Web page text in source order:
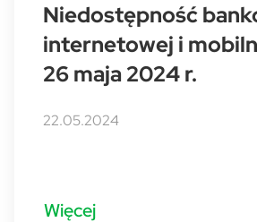
Niedostępność
internetowej i
26 maja 2024 r.
22.05.2024
Więcej